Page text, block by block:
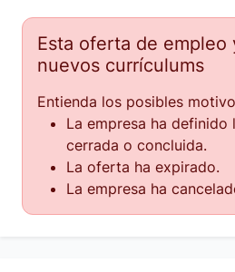
Esta oferta de empleo
nuevos currículums
Entienda los posibles
La empresa ha
cerrada o concluida.
La oferta ha expirado.
La empresa ha